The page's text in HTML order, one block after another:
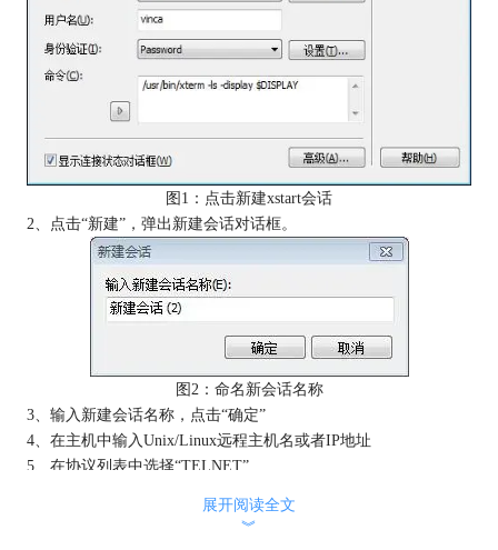
图1：点击新建xstart会话
2、点击“新建”，弹出新建会话对话框。
图2：命名新会话名称
3、输入新建会话名称，点击“确定”
4、在主机中输入Unix/Linux远程主机名或者IP地址
5、在协议列表中选择“TELNET”
展开阅读全文
︾